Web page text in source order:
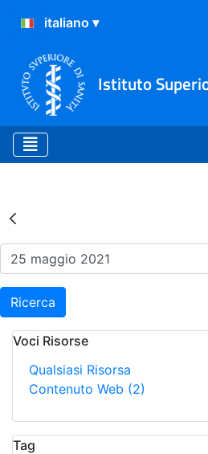
Istituto
Risultati della
Ricerca
Voci Risorse
Qualsiasi Risorsa
Contenuto Web (2)
Tag